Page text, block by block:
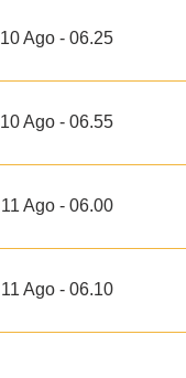
10 Ago - 06.25
10 Ago - 06.55
11 Ago - 06.00
11 Ago - 06.10